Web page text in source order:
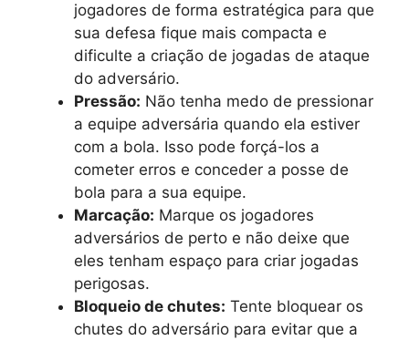
jogadores de forma estratégica para que
sua defesa fique mais compacta e
dificulte a criação de jogadas de ataque
do adversário.
Pressão: Não tenha medo de pressionar
a equipe adversária quando ela estiver
com a bola. Isso pode forçá-los a
cometer erros e conceder a posse de
bola para a sua equipe.
Marcação: Marque os jogadores
adversários de perto e não deixe que
eles tenham espaço para criar jogadas
perigosas.
Bloqueio de chutes: Tente bloquear os
chutes do adversário para evitar que a